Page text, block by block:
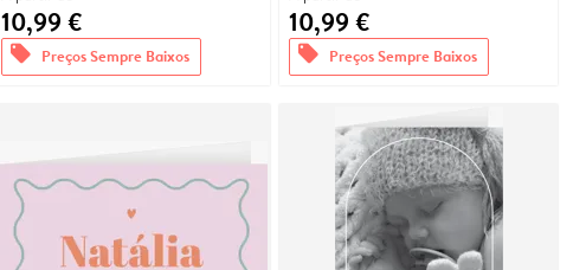
10,99 €
offers Preços Sempre Baixos
10,99 €
offers Preços Sempre Baixos